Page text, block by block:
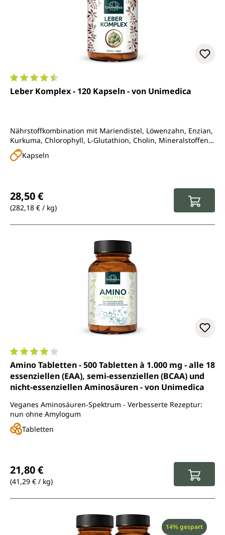
Durchschnittliche Bewertung von 4.6 von 5 Sternen
Leber Komplex - 120 Kapseln - von Unimedica
Nährstoffkombination mit Mariendistel, Löwenzahn, Enzian,
Kurkuma, Chlorophyll, L-Glutathion, Cholin, Mineralstoffen
und Vitaminen
Kapseln
28,50 €
(282,18 € / kg)
Durchschnittliche Bewertung von 4.1 von 5 Sternen
Amino Tabletten - 500 Tabletten à 1.000 mg - alle 18
essenziellen (EAA), semi-essenziellen (BCAA) und
nicht-essenziellen Aminosäuren - von Unimedica
Veganes Aminosäuren-Spektrum - Verbesserte Rezeptur:
nun ohne Amylogum
Tabletten
21,80 €
(41,29 € / kg)
Rabatt
14% gespart